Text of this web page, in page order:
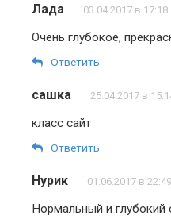
Лада 03.04.2017 в 17:18
Очень глубокое,
Ответить
сашка 25.04.2017 в
класс сайт
Ответить
Нурик 01.06.2017 в 22:49
Нормальный и глубокий